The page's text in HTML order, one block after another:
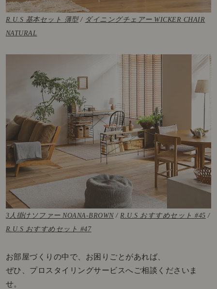
R.U.S 基本セット 薄型/ ダイニングチェアー WICKER CHAIR
NATURAL
3人掛けソファー NOANA-BROWN/ R.U.S おすすめセット #45 /
R.U.S おすすめセット #47
お部屋づくりの中で、お困りごとがあれば、
ぜひ、プロスタイリングサービスへご相談くださいま
せ。